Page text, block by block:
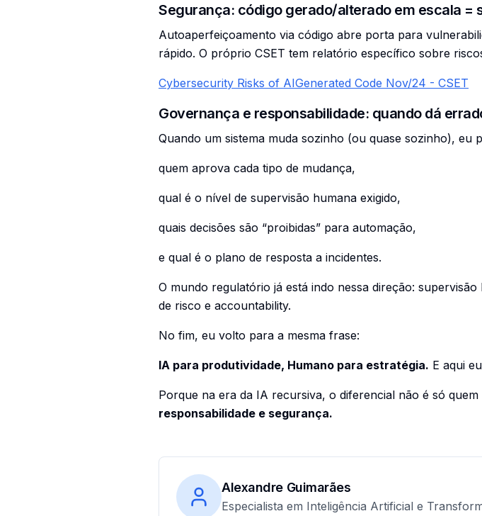
Segurança: código gerado/alterado em escala =
Autoaperfeiçoamento via código abre porta para
rápido. O próprio CSET tem relatório específico sobre
Cybersecurity Risks of AIGenerated Code Nov/24 - CSET
Governança e responsabilidade: quando dá
Quando um sistema muda sozinho (ou quase sozinho), eu
quem aprova cada tipo de mudança,
qual é o nível de supervisão humana exigido,
quais decisões são “proibidas” para automação,
e qual é o plano de resposta a incidentes.
O mundo regulatório já está indo nessa direção:
de risco e accountability.
No fim, eu volto para a mesma frase:
IA para produtividade, Humano para estratégia. E aqui
Porque na era da IA recursiva, o diferencial não é só quem
responsabilidade e segurança.
Alexandre Guimarães
Especialista em Inteligência Artificial e